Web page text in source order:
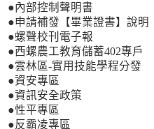
●內部控制聲明書
●申請補發【畢業證書】說明
●螺聲校刊電子報
●西螺農工教育儲蓄402專戶
●雲林區-實用技能學程分發
●資安專區
●資訊安全政策
●性平專區
●反霸凌專區